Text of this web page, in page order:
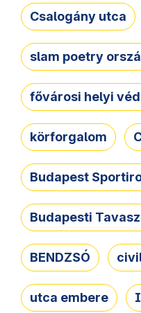
Csalogány utca
slam poetry
fővárosi helyi
körforgalom
Budapest
Budapesti
BENDZSÓ
utca embere